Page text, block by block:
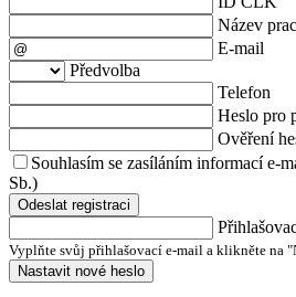
Název
E-mail
Předvolba
Telefon
Heslo pro
Ověření
Souhlasím se zasíláním informací e-
Sb.)
Odeslat registraci
Vyplňte svůj přihlašovací e-mail a klikněte na
Nastavit nové heslo